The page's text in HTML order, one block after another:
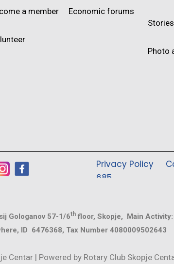
a member Economic forums
Stories
Photo
Privacy Policy
685
Gologanov 57-1/6thfloor, Skopje, Main
ID 6476368, Tax Number 4080009502643
Centar | Powered by Rotary Club Skopje